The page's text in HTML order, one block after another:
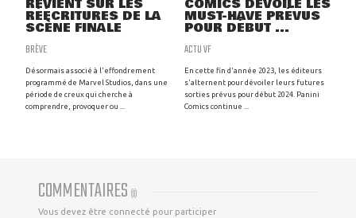
REVIENT SUR LES
RÉÉCRITURES DE LA
SCÈNE FINALE
BRÈVE
Désormais associé à l'effondrement
programmé de Marvel Studios, dans une
période de creux qui cherche à
comprendre, provoquer ou ...
COMICS DÉVOILE LES
MUST-HAVE PRÉVUS
POUR DÉBUT ...
ACTU VF
En cette fin d'année 2023, les éditeurs
s'alternent pour dévoiler leurs futures
sorties prévus pour début 2024. Panini
Comics continue ...
COMMENTAIRES (0)
Vous devez être connecté pour participer